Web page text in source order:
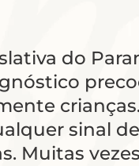
do
sinal
Muitas